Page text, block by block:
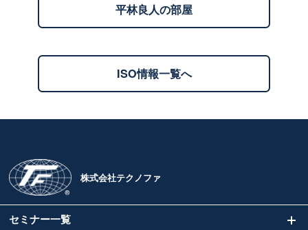
平林良人の部屋
ISO情報一覧へ
株式会社テクノファ
セミナー一覧